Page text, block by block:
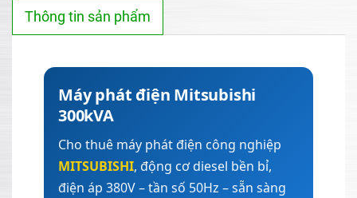
Thông tin sản phẩm
Máy phát điện Mitsubishi
300kVA
Cho thuê máy phát điện công nghiệp
MITSUBISHI, động cơ diesel bền bỉ,
điện áp 380V – tần số 50Hz – sẵn sàng